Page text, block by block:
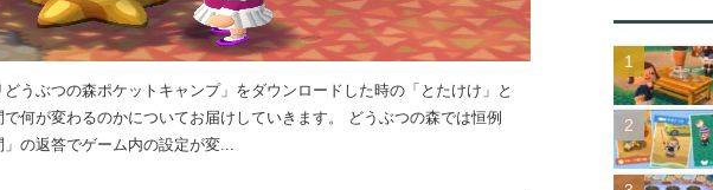
うぶつの森ポケットキャンプ」をダウンロードした時の「とたけけ」と
で何が変わるのかについてお届けしていきます。 どうぶつの森では恒例
の返答でゲーム内の設定が変...